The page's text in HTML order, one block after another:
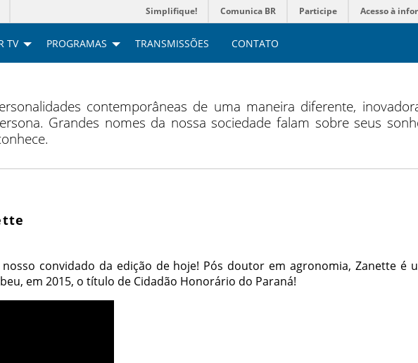
Simplifique! Comunica BR Participe Acesso à
TV PROGRAMAS TRANSMISSÕES CONTATO
contemporâneas de uma maneira diferente,
Grandes nomes da nossa sociedade falam sobre seus
convidado da edição de hoje! Pós doutor em agronomia, Zanette é
em 2015, o título de Cidadão Honorário do Paraná!